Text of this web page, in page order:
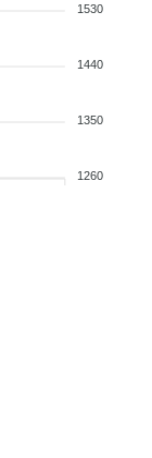
1530
1440
1350
1260